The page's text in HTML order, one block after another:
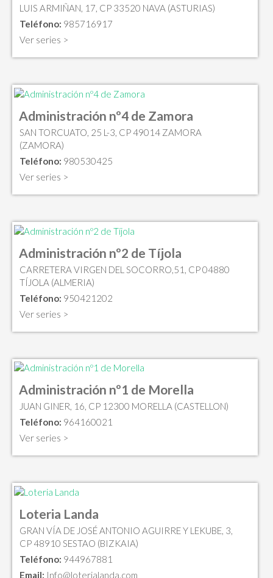
LUIS ARMIÑAN, 17, CP 33520 NAVA (ASTURIAS)
Teléfono: 985716917
Ver series >
Administración nº4 de Zamora
SAN TORCUATO, 25 L-3, CP 49014 ZAMORA
(ZAMORA)
Teléfono: 980530425
Ver series >
Administración nº2 de Tíjola
CARRETERA VIRGEN DEL SOCORRO,51, CP 04880
TÍJOLA (ALMERIA)
Teléfono: 950421202
Ver series >
Administración nº1 de Morella
JUAN GINER, 16, CP 12300 MORELLA (CASTELLON)
Teléfono: 964160021
Ver series >
Loteria Landa
GRAN VÍA DE JOSÉ ANTONIO AGUIRRE Y LEKUBE, 3,
CP 48910 SESTAO (BIZKAIA)
Teléfono: 944967881
Email: Info@loterialanda.com